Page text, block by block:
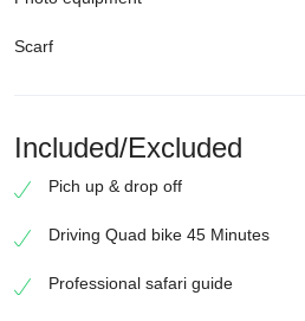
Scarf
Included/Excluded
Pich up & drop off
Driving Quad bike 45 Minutes
Professional safari guide